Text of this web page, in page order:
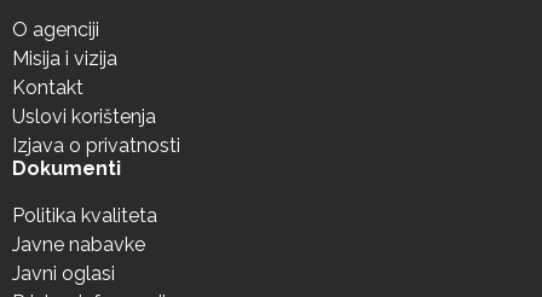
O agenciji
Misija i vizija
Kontakt
Uslovi korištenja
Izjava o privatnosti
Dokumenti
Politika kvaliteta
Javne nabavke
Javni oglasi